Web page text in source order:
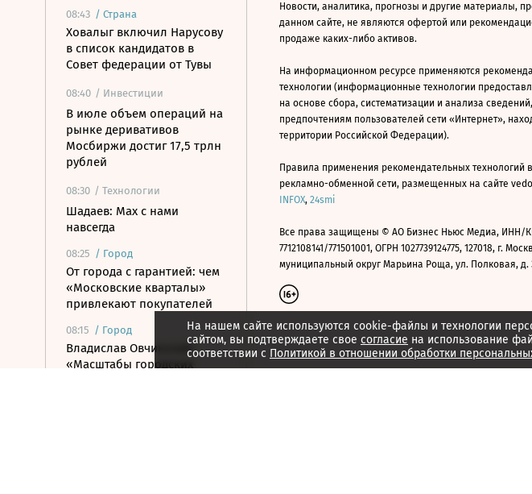
08:43 / Страна
Ховалыг включил Нарусову
в список кандидатов в
Совет федерации от Тувы
08:40 / Инвестиции
В июле объем операций на
рынке деривативов
Мосбиржи достиг 17,5 трлн
рублей
08:30 / Технологии
Шадаев: Max с нами
навсегда
08:25 / Город
От города с гарантией: чем
«Московские кварталы»
привлекают покупателей
08:15 / Город
Владислав Овчинский:
«Масштабы городских
На нашем сайте используются cookie-файлы и технологии
сайтом, вы подтверждаете свое согласие на использование
соответствии с Политикой в отношении обработки
Новости, аналитика, прогнозы и другие материалы,
данном сайте, не являются офертой или
продаже каких-либо активов.
На информационном ресурсе применяются
технологии (информационные технологии
на основе сбора, систематизации и анализа
предпочтениям пользователей сети «Интернет»,
территории Российской Федерации).
Правила применения рекомендательных технологий
рекламно-обменной сети, размещенных на сайте
INFOX, 24smi
Все права защищены © АО Бизнес Ньюс Медиа, ИНН/
7712108141/771501001, ОГРН 1027739124775, 127018, г.
муниципальный округ Марьина Роща, ул. Полковая, д.